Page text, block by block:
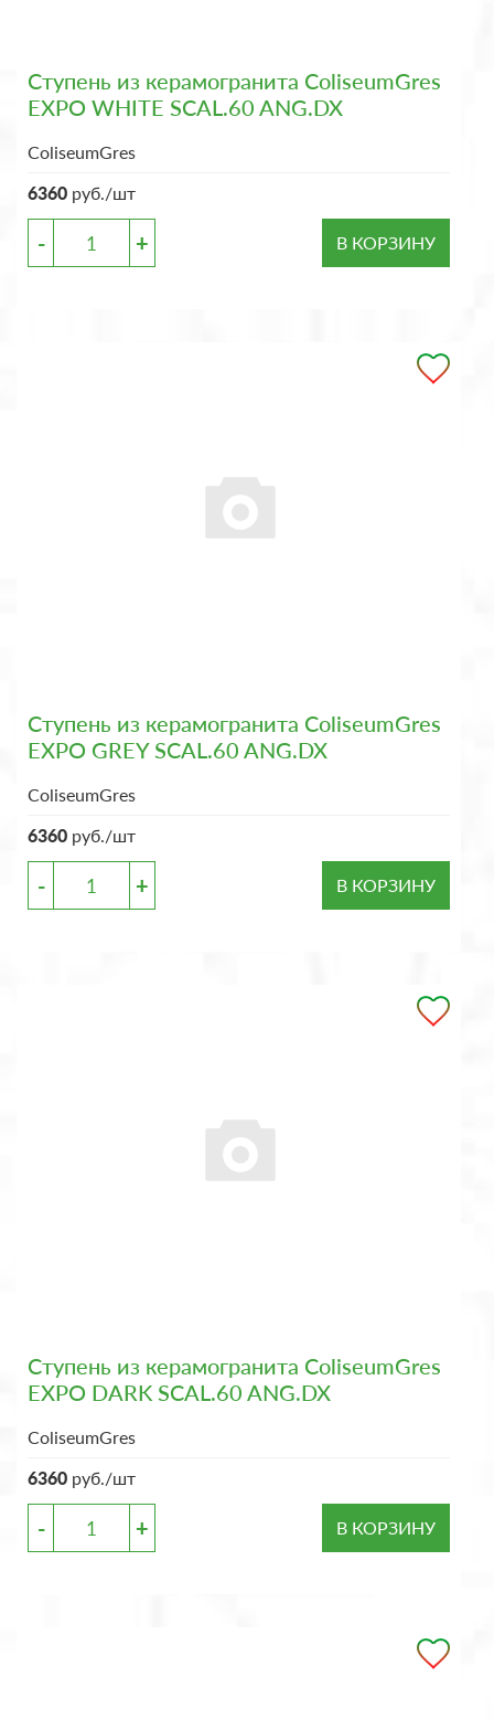
Ступень из керамогранита ColiseumGres
EXPO WHITE SCAL.60 ANG.DX
ColiseumGres
6360 руб./шт
- + В КОРЗИНУ
Ступень из керамогранита ColiseumGres
EXPO GREY SCAL.60 ANG.DX
ColiseumGres
6360 руб./шт
- + В КОРЗИНУ
Ступень из керамогранита ColiseumGres
EXPO DARK SCAL.60 ANG.DX
ColiseumGres
6360 руб./шт
- + В КОРЗИНУ